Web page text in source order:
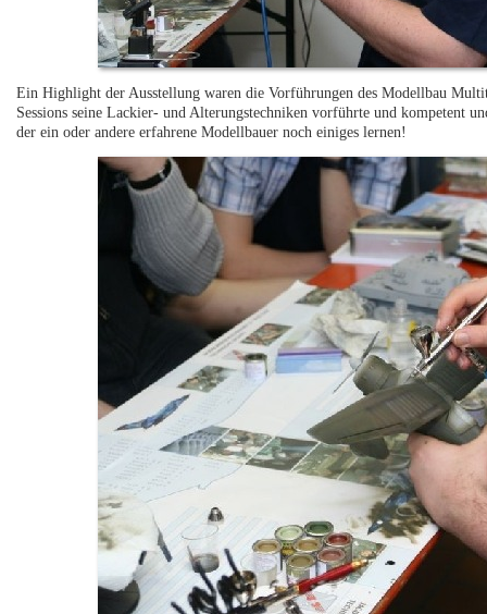
Ein Highlight der Ausstellung waren die Vorführungen des Modellbau
Sessions seine Lackier- und Alterungstechniken vorführte und kompetent
der ein oder andere erfahrene Modellbauer noch einiges lernen!